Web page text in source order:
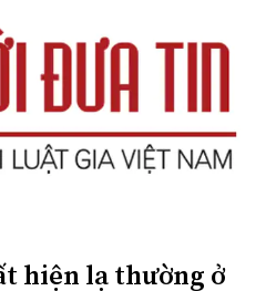
hiện lạ thường ở